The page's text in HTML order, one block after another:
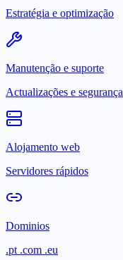
Estratégia e optimização
Manutenção e suporte
Actualizações e segurança
Alojamento web
Servidores rápidos
Dominios
.pt .com .eu